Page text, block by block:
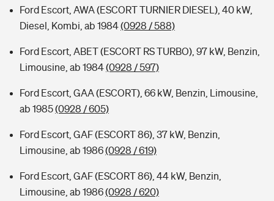
Ford Escort, AWA (ESCORT TURNIER DIESEL), 40 kW,
Diesel, Kombi, ab 1984(0928 / 588)
Ford Escort, ABET (ESCORT RS TURBO), 97 kW, Benzin,
Limousine, ab 1984(0928 / 597)
Ford Escort, GAA (ESCORT), 66 kW, Benzin, Limousine,
ab 1985(0928 / 605)
Ford Escort, GAF (ESCORT 86), 37 kW, Benzin,
Limousine, ab 1986(0928 / 619)
Ford Escort, GAF (ESCORT 86), 44 kW, Benzin,
Limousine, ab 1986(0928 / 620)